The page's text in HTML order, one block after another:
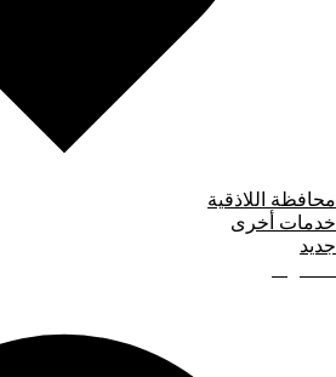
محافظة اللاذقية
خدمات أخرى
جديد